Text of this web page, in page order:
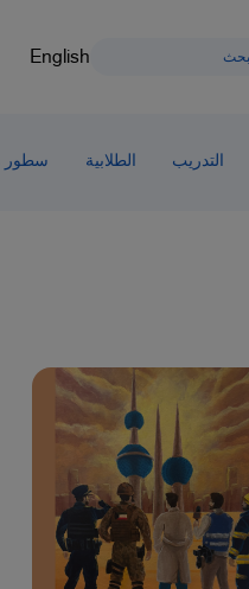
English
التدريب الطلابية سطور